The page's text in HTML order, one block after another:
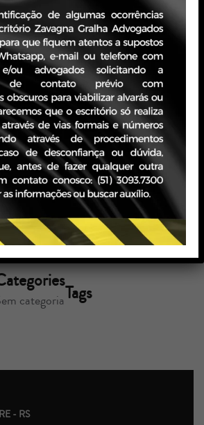
E DA
ESCRITURAÇÃO
CONTÁBIL
FISCAL – ECF
por Zavagna Gralha
24/05/2024
Read more
categoriaTags
- RS